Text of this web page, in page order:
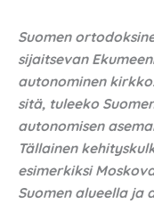
Suomen
sijaitsevan
autonominen
sitä, tuleeko
autonomisen
Tällainen
esimerkiksi
Suomen alueella ja